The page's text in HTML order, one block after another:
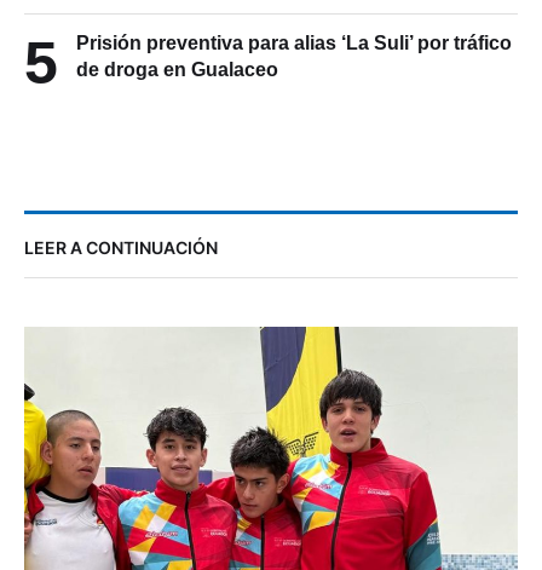
5
Prisión preventiva para alias ‘La Suli’ por tráfico
de droga en Gualaceo
LEER A CONTINUACIÓN